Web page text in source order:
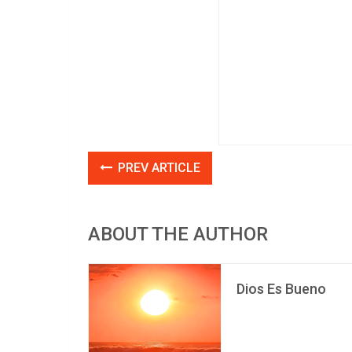
PREV ARTICLE
ABOUT THE AUTHOR
Dios Es Bueno